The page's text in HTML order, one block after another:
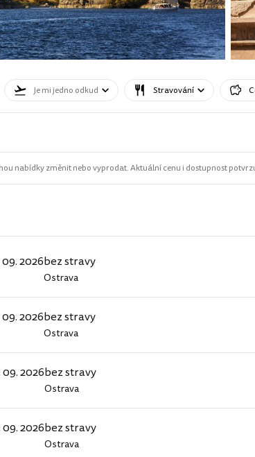
Je mi jedno odkud Stravování
nabídky změnit nebo vyprodat. Aktuální cenu i dostupnost
09. 2026bez stravy
Ostrava
09. 2026bez stravy
Ostrava
09. 2026bez stravy
Ostrava
09. 2026bez stravy
Ostrava